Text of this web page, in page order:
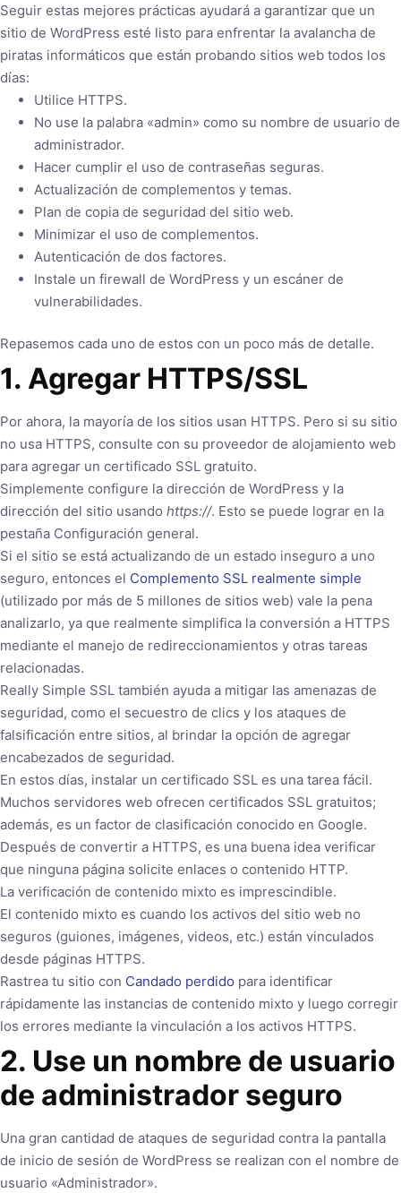
Seguir estas mejores prácticas ayudará a garantizar que un
sitio de WordPress esté listo para enfrentar la avalancha de
piratas informáticos que están probando sitios web todos los
días:
Utilice HTTPS.
No use la palabra «admin» como su nombre de usuario de
administrador.
Hacer cumplir el uso de contraseñas seguras.
Actualización de complementos y temas.
Plan de copia de seguridad del sitio web.
Minimizar el uso de complementos.
Autenticación de dos factores.
Instale un firewall de WordPress y un escáner de
vulnerabilidades.
Repasemos cada uno de estos con un poco más de detalle.
1. Agregar HTTPS/SSL
Por ahora, la mayoría de los sitios usan HTTPS. Pero si su sitio
no usa HTTPS, consulte con su proveedor de alojamiento web
para agregar un certificado SSL gratuito.
Simplemente configure la dirección de WordPress y la
dirección del sitio usando https://. Esto se puede lograr en la
pestaña Configuración general.
Si el sitio se está actualizando de un estado inseguro a uno
seguro, entonces el Complemento SSL realmente simple
(utilizado por más de 5 millones de sitios web) vale la pena
analizarlo, ya que realmente simplifica la conversión a HTTPS
mediante el manejo de redireccionamientos y otras tareas
relacionadas.
Really Simple SSL también ayuda a mitigar las amenazas de
seguridad, como el secuestro de clics y los ataques de
falsificación entre sitios, al brindar la opción de agregar
encabezados de seguridad.
En estos días, instalar un certificado SSL es una tarea fácil.
Muchos servidores web ofrecen certificados SSL gratuitos;
además, es un factor de clasificación conocido en Google.
Después de convertir a HTTPS, es una buena idea verificar
que ninguna página solicite enlaces o contenido HTTP.
La verificación de contenido mixto es imprescindible.
El contenido mixto es cuando los activos del sitio web no
seguros (guiones, imágenes, videos, etc.) están vinculados
desde páginas HTTPS.
Rastrea tu sitio con Candado perdido para identificar
rápidamente las instancias de contenido mixto y luego corregir
los errores mediante la vinculación a los activos HTTPS.
2. Use un nombre de usuario
de administrador seguro
Una gran cantidad de ataques de seguridad contra la pantalla
de inicio de sesión de WordPress se realizan con el nombre de
usuario «Administrador».